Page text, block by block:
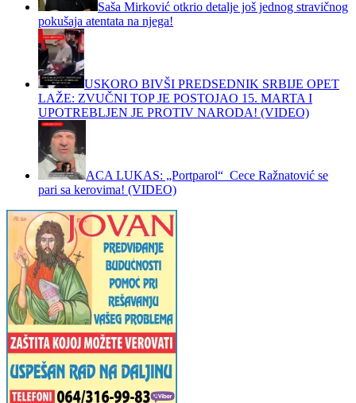
Saša Mirković otkrio detalje još jednog stravičnog
pokušaja atentata na njega!
USKORO BIVŠI PREDSEDNIK SRBIJE OPET
LAŽE: ZVUČNI TOP JE POSTOJAO 15. MARTA I
UPOTREBLJEN JE PROTIV NARODA! (VIDEO)
ACA LUKAS: „Portparol“ Cece Ražnatović se
pari sa kerovima! (VIDEO)